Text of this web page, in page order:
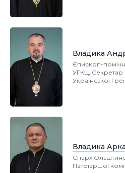
Владика
Єпископ-
УГКЦ, Секретар
Української
Владика
Єпарх
Патріаршої